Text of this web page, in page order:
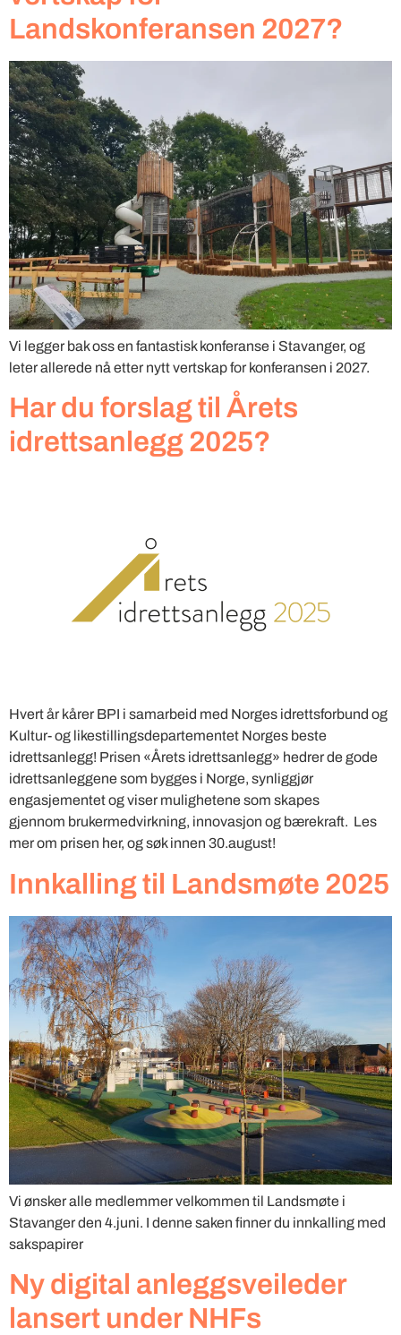
Landskonferansen 2027?
Vi legger bak oss en fantastisk konferanse i Stavanger, og
leter allerede nå etter nytt vertskap for konferansen i 2027.
Har du forslag til Årets
idrettsanlegg 2025?
Hvert år kårer BPI i samarbeid med Norges idrettsforbund og
Kultur- og likestillingsdepartementet Norges beste
idrettsanlegg! Prisen «Årets idrettsanlegg» hedrer de gode
idrettsanleggene som bygges i Norge, synliggjør
engasjementet og viser mulighetene som skapes
gjennom brukermedvirkning, innovasjon og bærekraft. Les
mer om prisen her, og søk innen 30.august!
Innkalling til Landsmøte 2025
Vi ønsker alle medlemmer velkommen til Landsmøte i
Stavanger den 4.juni. I denne saken finner du innkalling med
sakspapirer
Ny digital anleggsveileder
lansert under NHFs